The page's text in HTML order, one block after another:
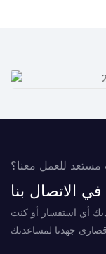
للعمل معنا؟
في الاتصال بنا
أي استفسار أو كنت